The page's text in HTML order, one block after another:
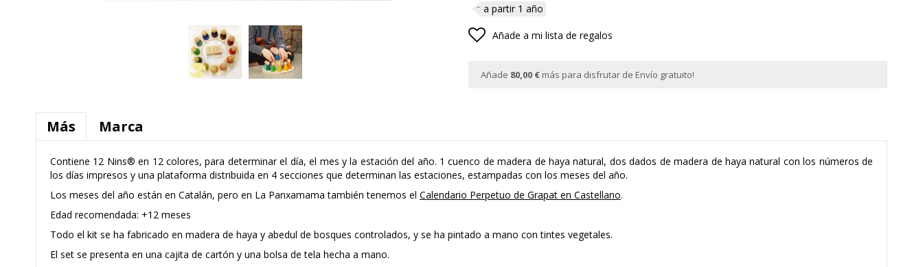
a partir 1 año
Añade a mi lista de regalos
Añade 80,00 € más para disfrutar de Envío gratuito!
Más Marca
Contiene 12 Nins® en 12 colores, para determinar el día, el mes y la estación del año. 1 cuenco de madera de haya natural, dos dados de madera de haya natural con los números de
los días impresos y una plataforma distribuida en 4 secciones que determinan las estaciones, estampadas con los meses del año.
Los meses del año están en Catalán, pero en La Panxamama también tenemos el Calendario Perpetuo de Grapat en Castellano.
Edad recomendada: +12 meses
Todo el kit se ha fabricado en madera de haya y abedul de bosques controlados, y se ha pintado a mano con tintes vegetales.
El set se presenta en una cajita de cartón y una bolsa de tela hecha a mano.